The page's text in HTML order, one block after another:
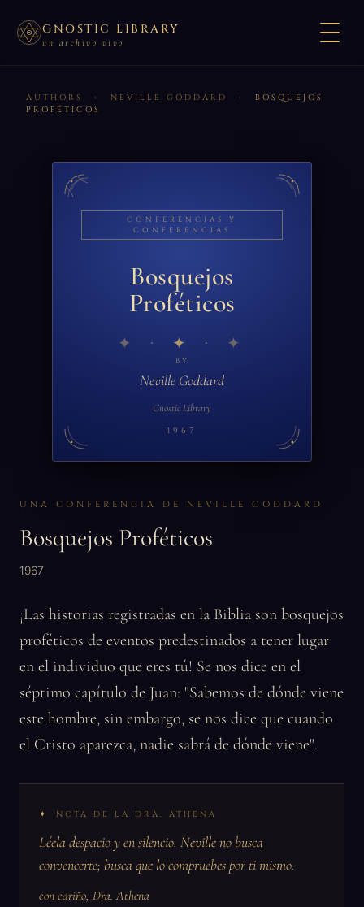
GNOSTIC LIBRARY
un archivo vivo
AUTHORS › NEVILLE GODDARD ›
BOSQUEJOS
PROFÉTICOS
CONFERENCIAS Y
CONFERENCIAS
Bosquejos
Proféticos
✦
BY
Neville Goddard
Gnostic Library
1967
UNA CONFERENCIA DE NEVILLE GODDARD
Bosquejos Proféticos
1967
¡Las historias registradas en la Biblia son bosquejos
proféticos de eventos predestinados a tener lugar
en el individuo que eres tú! Se nos dice en el
séptimo capítulo de Juan: "Sabemos de dónde viene
este hombre, sin embargo, se nos dice que cuando
el Cristo aparezca, nadie sabrá de dónde viene".
NOTA DE LA DRA. ATHENA
Léela despacio y en silencio. Neville no busca
convencerte; busca que lo compruebes por ti mismo.
con cariño, Dra. Athena